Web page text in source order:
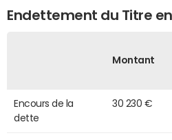
Endettement du Titre
Montant
Encours de la
dette
30 230 €